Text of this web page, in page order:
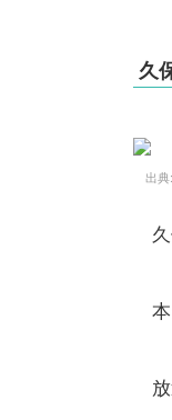
久
出典: